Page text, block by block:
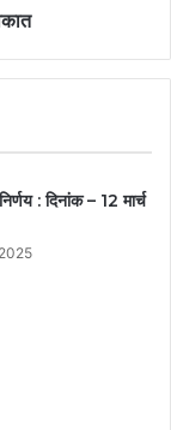
: दिनांक – 12 मार्च